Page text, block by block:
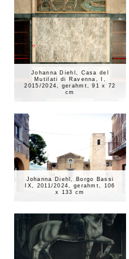
Johanna Diehl, Casa del
Mutilati di Ravenna, I,
2015/2024, gerahmt, 91 x 72
cm
Johanna Diehl, Borgo Bassi
IX, 2011/2024, gerahmt, 106
x 133 cm